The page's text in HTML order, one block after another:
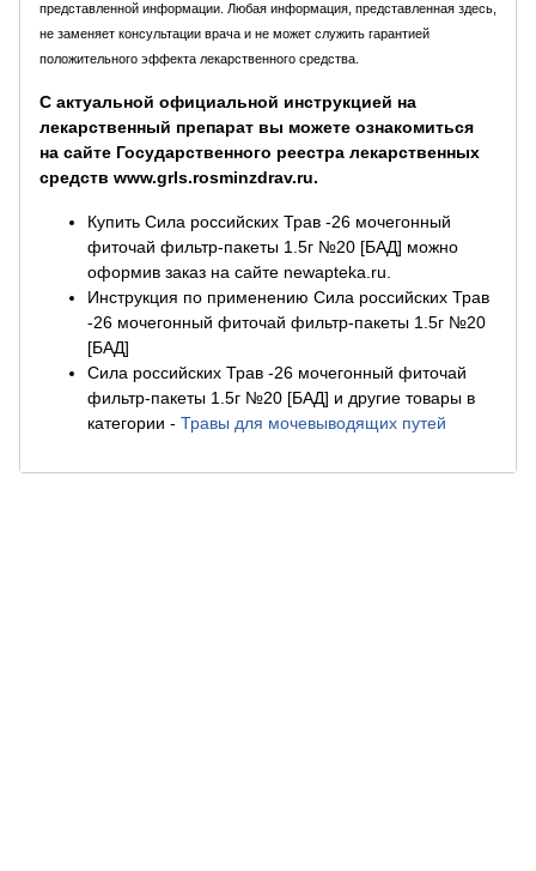
представленной информации. Любая информация, представленная здесь,
не заменяет консультации врача и не может служить гарантией
положительного эффекта лекарственного средства.
С актуальной официальной инструкцией на
лекарственный препарат вы можете ознакомиться
на сайте Государственного реестра лекарственных
средств www.grls.rosminzdrav.ru.
Купить Сила российских Трав -26 мочегонный
фиточай фильтр-пакеты 1.5г №20 [БАД] можно
оформив заказ на сайте newapteka.ru.
Инструкция по применению Сила российских Трав
-26 мочегонный фиточай фильтр-пакеты 1.5г №20
[БАД]
Сила российских Трав -26 мочегонный фиточай
фильтр-пакеты 1.5г №20 [БАД] и другие товары в
категории - Травы для мочевыводящих путей